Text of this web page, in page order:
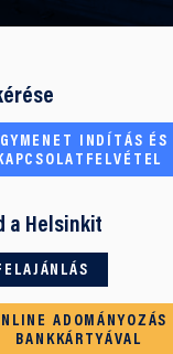
INDÍTÁS ÉS
a Helsinkit
ADOMÁNYOZÁS
BANKKÁRTYÁVAL